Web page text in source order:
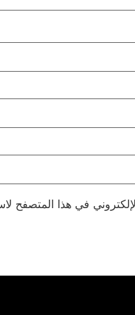
في هذا المتصفح